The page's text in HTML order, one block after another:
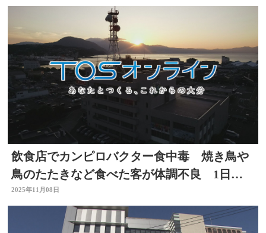
飲食店でカンピロバクター食中毒 焼き鳥や
鳥のたたきなど食べた客が体調不良 1日間
の営業停止 大分
2025年11月08日